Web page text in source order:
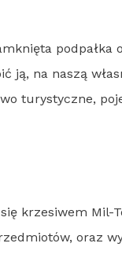
ją, na naszą
turystyczne,
krzesiwem Mil-
oraz